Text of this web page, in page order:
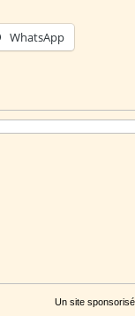
WhatsApp
Un site